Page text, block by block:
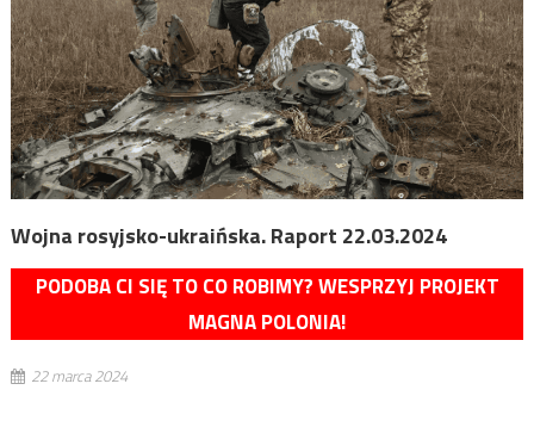
Wojna rosyjsko-ukraińska. Raport 22.03.2024
PODOBA CI SIĘ TO CO ROBIMY? WESPRZYJ PROJEKT
MAGNA POLONIA!
22 marca 2024